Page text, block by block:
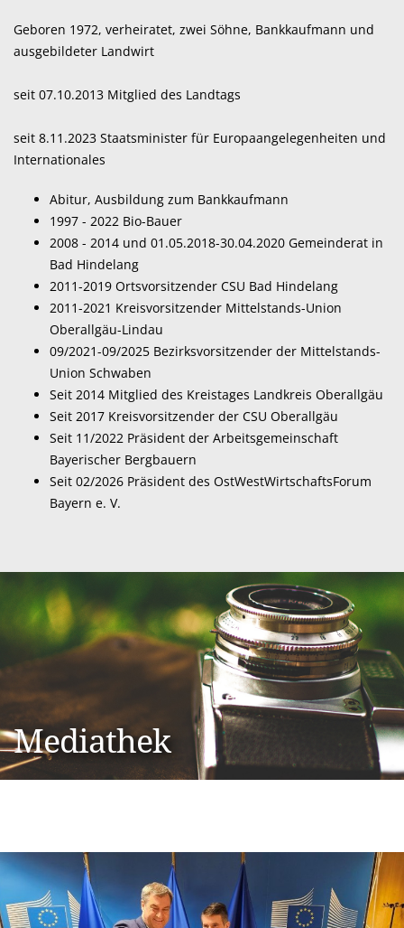
Geboren 1972, verheiratet, zwei Söhne, Bankkaufmann und
ausgebildeter Landwirt
seit 07.10.2013 Mitglied des Landtags
seit 8.11.2023 Staatsminister für Europaangelegenheiten und
Internationales
Abitur, Ausbildung zum Bankkaufmann
1997 - 2022 Bio-Bauer
2008 - 2014 und 01.05.2018-30.04.2020 Gemeinderat in
Bad Hindelang
2011-2019 Ortsvorsitzender CSU Bad Hindelang
2011-2021 Kreisvorsitzender Mittelstands-Union
Oberallgäu-Lindau
09/2021-09/2025 Bezirksvorsitzender der Mittelstands-
Union Schwaben
Seit 2014 Mitglied des Kreistages Landkreis Oberallgäu
Seit 2017 Kreisvorsitzender der CSU Oberallgäu
Seit 11/2022 Präsident der Arbeitsgemeinschaft
Bayerischer Bergbauern
Seit 02/2026 Präsident des OstWestWirtschaftsForum
Bayern e. V.
Mediathek